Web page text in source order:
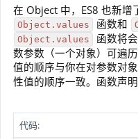
在 Object 中，ES8 也新增
Object.values 函数和
Object.values
函数将
数参数（一个对象）可遍
值的顺序与你在对参数对
性值的顺序一致。函数声明
代码: